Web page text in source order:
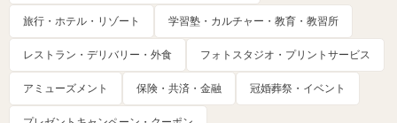
旅行・ホテル・リゾート 学習塾・カルチャー・教育・教習所
レストラン・デリバリー・外食 フォトスタジオ・プリントサービス
アミューズメント 保険・共済・金融 冠婚葬祭・イベント